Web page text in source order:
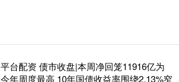
平台配资 债市收盘|本周净回笼11916亿为
今年周度最高 10年国债收益率围绕2.13%窄